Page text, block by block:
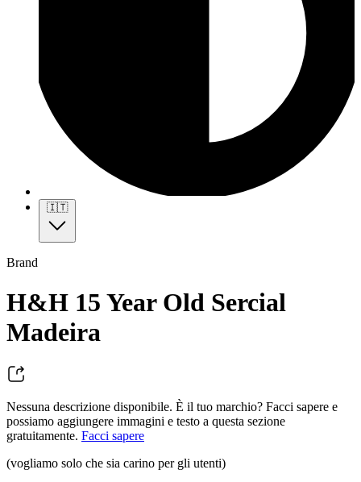
🇮🇹
Brand
H&H 15 Year Old Sercial
Madeira
Nessuna descrizione disponibile. È il tuo marchio? Facci sapere e
possiamo aggiungere immagini e testo a questa sezione
gratuitamente. Facci sapere
(vogliamo solo che sia carino per gli utenti)